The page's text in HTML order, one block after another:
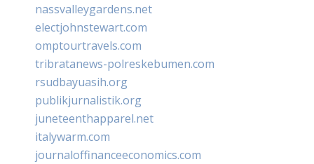
nassvalleygardens.net
electjohnstewart.com
omptourtravels.com
tribratanews-polreskebumen.com
rsudbayuasih.org
publikjurnalistik.org
juneteenthapparel.net
italywarm.com
journaloffinanceeconomics.com